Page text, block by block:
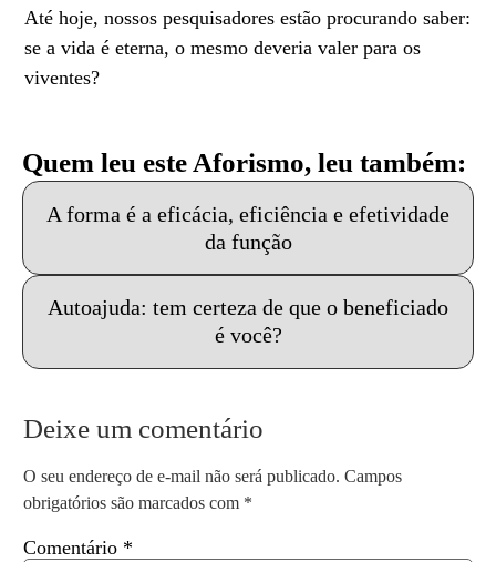
Até hoje, nossos pesquisadores estão procurando saber:
se a vida é eterna, o mesmo deveria valer para os
viventes?
Quem leu este Aforismo, leu também:
A forma é a eficácia, eficiência e efetividade
da função
Autoajuda: tem certeza de que o beneficiado
é você?
Deixe um comentário
O seu endereço de e-mail não será publicado. Campos
obrigatórios são marcados com *
Comentário *